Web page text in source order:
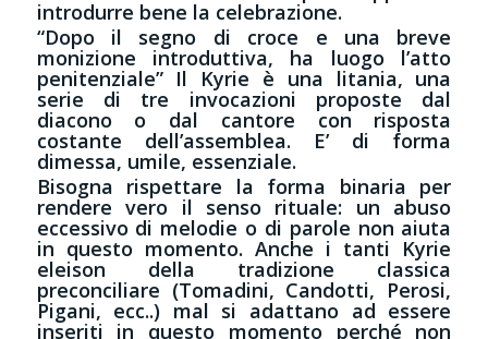
introdurre bene la celebrazione.
“Dopo il segno di croce e una breve
monizione introduttiva, ha luogo l’atto
penitenziale” Il Kyrie è una litania, una
serie di tre invocazioni proposte dal
diacono o dal cantore con risposta
costante dell’assemblea. E’ di forma
dimessa, umile, essenziale.
Bisogna rispettare la forma binaria per
rendere vero il senso rituale: un abuso
eccessivo di melodie o di parole non aiuta
in questo momento. Anche i tanti Kyrie
eleison della tradizione classica
preconciliare (Tomadini, Candotti, Perosi,
Pigani, ecc..) mal si adattano ad essere
inseriti in questo momento perché non